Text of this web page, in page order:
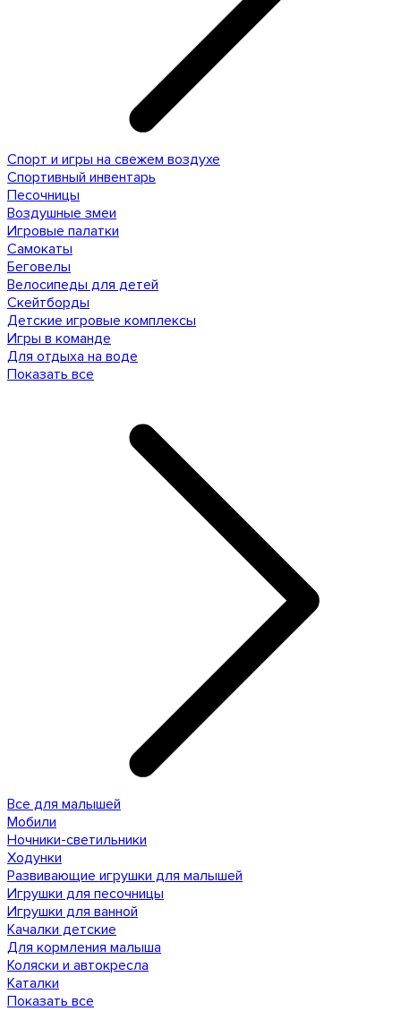
Спорт и игры на свежем воздухе
Спортивный инвентарь
Песочницы
Воздушные змеи
Игровые палатки
Самокаты
Беговелы
Велосипеды для детей
Скейтборды
Детские игровые комплексы
Игры в команде
Для отдыха на воде
Показать все
Все для малышей
Мобили
Ночники-светильники
Ходунки
Развивающие игрушки для малышей
Игрушки для песочницы
Игрушки для ванной
Качалки детские
Для кормления малыша
Коляски и автокресла
Каталки
Показать все